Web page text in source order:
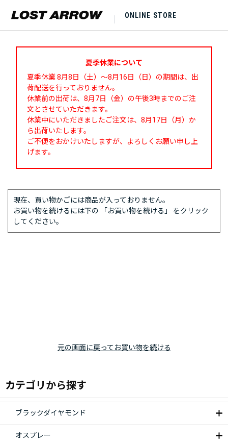
ONLINE STORE
夏季休業について
夏季休業 8月8日（土）～8月16日（日）の期間は、出
荷配送を行っておりません。
休業前の出荷は、8月7日（金）の午後3時までのご注
文とさせていただきます。
休業中にいただきましたご注文は、8月17日（月）か
ら出荷いたします。
ご不便をおかけいたしますが、よろしくお願い申し上
げます。
現在、買い物かごには商品が入っておりません。
お買い物を続けるには下の 「お買い物を続ける」 をクリック
してください。
元の画面に戻ってお買い物を続ける
カテゴリから探す
ブラックダイヤモンド
オスプレー